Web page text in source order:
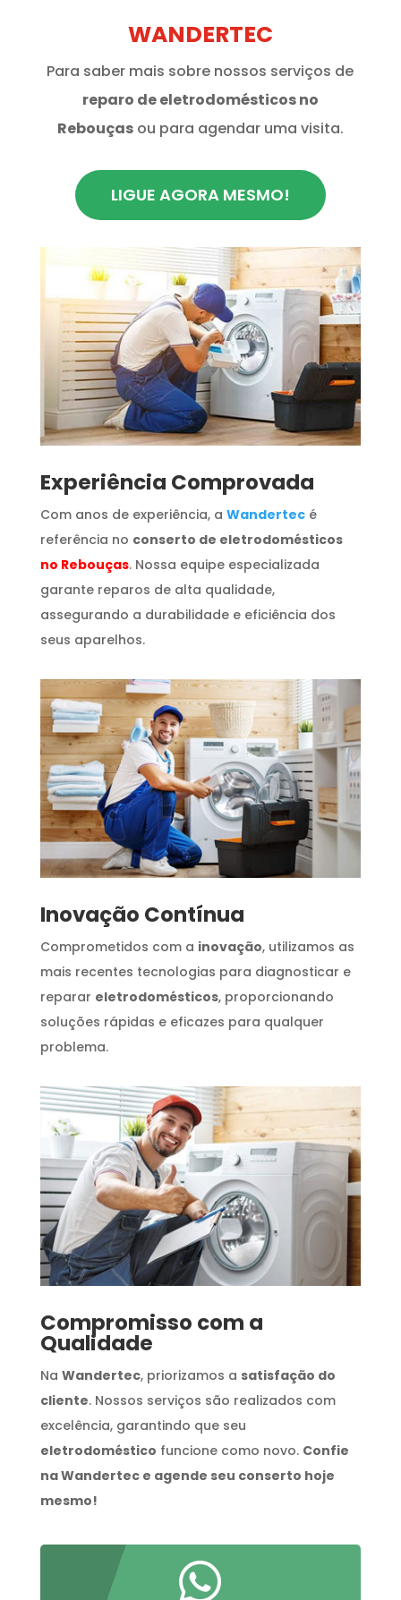
WANDERTEC
Para saber mais sobre nossos serviços de
reparo de eletrodomésticos no
Rebouçasou para agendar uma visita.
LIGUE AGORA MESMO!
​Experiência Comprovada
Com anos de experiência, a Wandertecé
referência no conserto de eletrodomésticos
no Rebouças. Nossa equipe especializada
garante reparos de alta qualidade,
assegurando a durabilidade e eficiência dos
seus aparelhos.
Inovação Contínua
Comprometidos com a inovação, utilizamos as
mais recentes tecnologias para diagnosticar e
reparar eletrodomésticos, proporcionando
soluções rápidas e eficazes para qualquer
problema.
Compromisso com a
Qualidade
Na Wandertec, priorizamos a satisfação do
cliente. Nossos serviços são realizados com
excelência, garantindo que seu
eletrodoméstico funcione como novo. Confie
na Wandertec e agende seu conserto hoje
mesmo!
